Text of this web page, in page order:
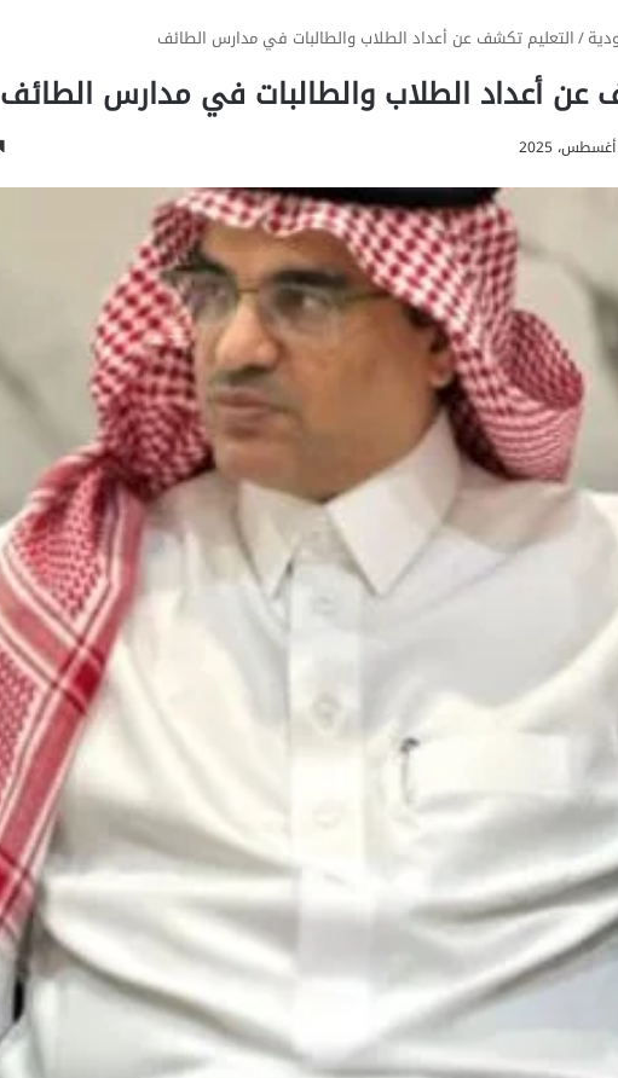
/التعليم تكشف عن أعداد الطلاب والطالبات في مدارس الطائف
عن أعداد الطلاب والطالبات في مدارس الطائف